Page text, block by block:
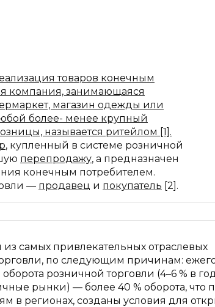
товаров конечным
компания, занимающаяся
магазин одежды или
более- менее крупный
называется ритейлом [1].
, купленный в системе розничной
перепродажу, а предназначен
конечным потребителем.
— продавец и покупатель [2].
самых привлекательных отраслевых
по следующим причинам:
розничной торговли (4–6 % в
рынки) — более 40 % оборота, что
в регионах, созданы условия для